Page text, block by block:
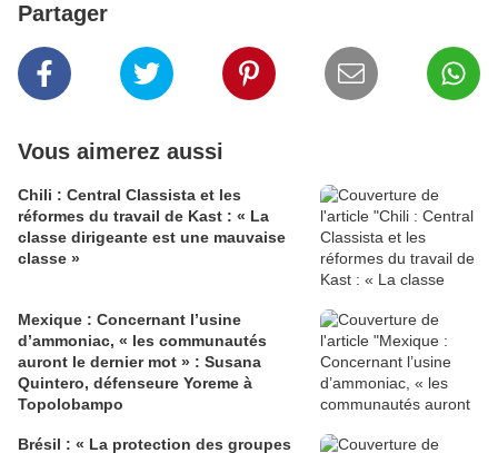
Partager
Vous aimerez aussi
Chili : Central Classista et les
réformes du travail de Kast : « La
classe dirigeante est une mauvaise
classe »
Mexique : Concernant l’usine
d’ammoniac, « les communautés
auront le dernier mot » : Susana
Quintero, défenseure Yoreme à
Topolobampo
Brésil : « La protection des groupes